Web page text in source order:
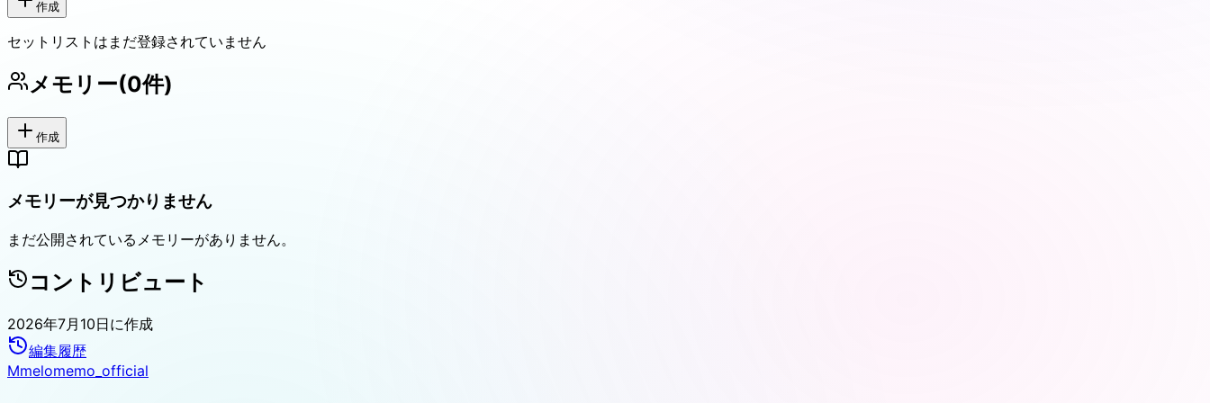
作成
セットリストはまだ登録されていません
メモリー(0件)
作成
メモリーが見つかりません
まだ公開されているメモリーがありません。
コントリビュート
2026年7月10日に作成
編集履歴
Mmelomemo_official